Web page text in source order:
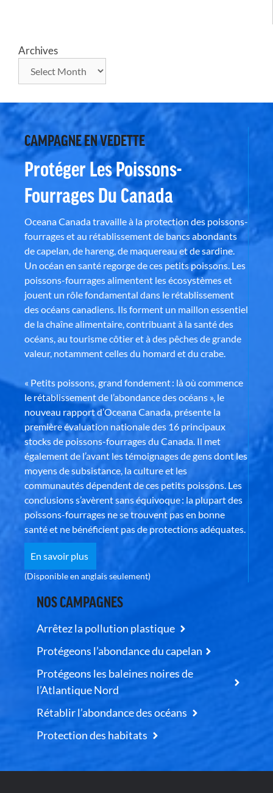
Archives
CAMPAGNE EN VEDETTE
Protéger Les Poissons-
Fourrages Du Canada
Oceana Canada travaille à la protection des poissons-
fourrages et au rétablissement de bancs abondants
de capelan, de hareng, de maquereau et de sardine.
Un océan en santé regorge de ces petits poissons. Les
poissons-fourrages alimentent les écosystèmes et
jouent un rôle fondamental dans le rétablissement
des océans canadiens. Ils forment un maillon essentiel
de la chaîne alimentaire, contribuant à la santé des
océans, au tourisme côtier et à des pêches de grande
valeur, notamment celles du homard et du crabe.
« Petits poissons, grand fondement : là où commence
le rétablissement de l’abondance des océans », le
nouveau rapport d’Oceana Canada, présente la
première évaluation nationale des 16 principaux
stocks de poissons-fourrages du Canada. Il met
également de l’avant les témoignages de gens dont les
moyens de subsistance, la culture et les
communautés dépendent de ces petits poissons. Les
conclusions s’avèrent sans équivoque : la plupart des
poissons-fourrages ne se trouvent pas en bonne
santé et ne bénéficient pas de protections adéquates.
En savoir plus
(Disponible en anglais seulement)
NOS CAMPAGNES
Arrêtez la pollution plastique
Protégeons l’abondance du capelan
Protégeons les baleines noires de
l’Atlantique Nord
Rétablir l’abondance des océans
Protection des habitats